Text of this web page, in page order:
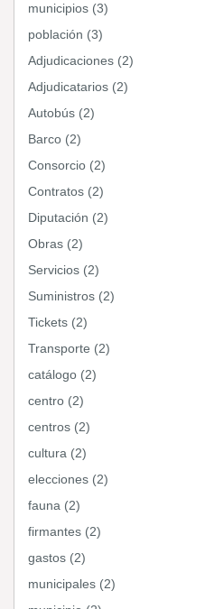
municipios (3)
población (3)
Adjudicaciones (2)
Adjudicatarios (2)
Autobús (2)
Barco (2)
Consorcio (2)
Contratos (2)
Diputación (2)
Obras (2)
Servicios (2)
Suministros (2)
Tickets (2)
Transporte (2)
catálogo (2)
centro (2)
centros (2)
cultura (2)
elecciones (2)
fauna (2)
firmantes (2)
gastos (2)
municipales (2)